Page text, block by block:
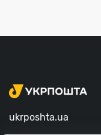
ukrposhta.ua